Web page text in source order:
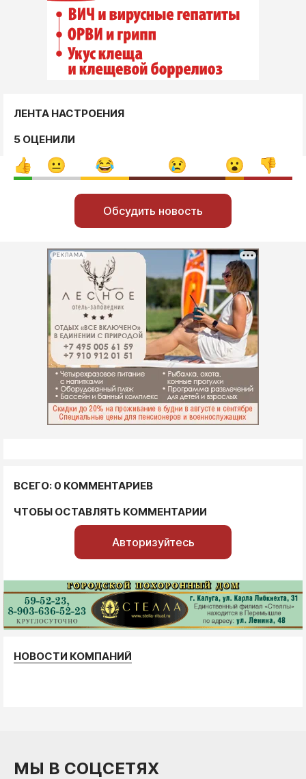
ЛЕНТА НАСТРОЕНИЯ
5 ОЦЕНИЛИ
Обсудить новость
РЕКЛАМА
ВСЕГО: 0 КОММЕНТАРИЕВ
ЧТОБЫ ОСТАВЛЯТЬ КОММЕНТАРИИ
Авторизуйтесь
НОВОСТИ КОМПАНИЙ
МЫ В СОЦСЕТЯХ